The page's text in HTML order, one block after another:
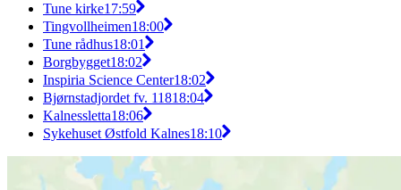
Tune kirke17:59
Tingvollheimen18:00
Tune rådhus18:01
Borgbygget18:02
Inspiria Science Center18:02
Bjørnstadjordet fv. 11818:04
Kalnessletta18:06
Sykehuset Østfold Kalnes18:10